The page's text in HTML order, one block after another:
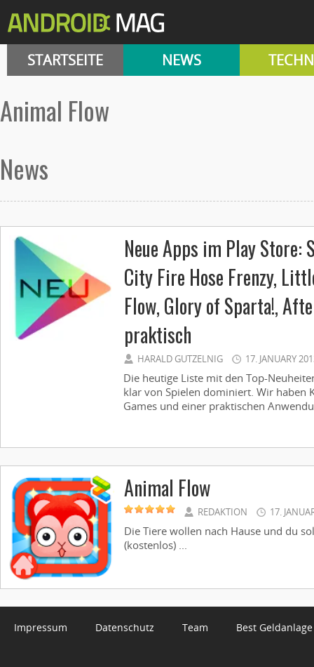
STARTSEITE NEWS
Animal Flow
News
Neue Apps im Play Store:
City Fire Hose Frenzy,
Flow, Glory of Sparta!,
praktisch
HARALD GUTZELNIG 17. JANUARY
Die heutige Liste mit den Top-
klar von Spielen dominiert. Wir haben
Games und einer praktischen
Animal Flow
REDAKTION 17.
Die Tiere wollen nach Hause und du
(kostenlos) ...
Impressum Datenschutz Team Best Geldanlage